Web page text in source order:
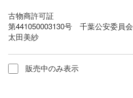
古物商許可証
第441050003130号　千葉公安委員会
太田美紗
販売中のみ表示